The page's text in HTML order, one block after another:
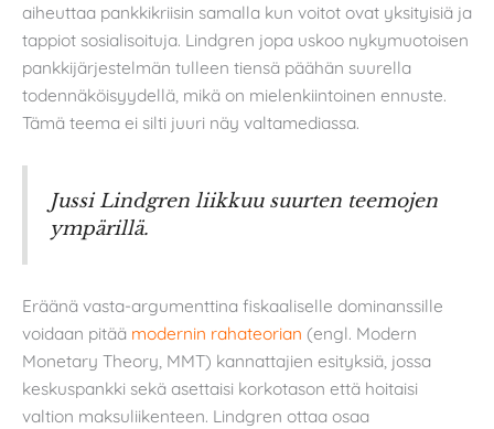
aiheuttaa pankkikriisin samalla kun voitot ovat yksityisiä ja
tappiot sosialisoituja. Lindgren jopa uskoo nykymuotoisen
pankkijärjestelmän tulleen tiensä päähän suurella
todennäköisyydellä, mikä on mielenkiintoinen ennuste.
Tämä teema ei silti juuri näy valtamediassa.
Jussi Lindgren liikkuu suurten teemojen
ympärillä.
Eräänä vasta-argumenttina fiskaaliselle dominanssille
voidaan pitää modernin rahateorian (engl. Modern
Monetary Theory, MMT) kannattajien esityksiä, jossa
keskuspankki sekä asettaisi korkotason että hoitaisi
valtion maksuliikenteen. Lindgren ottaa osaa